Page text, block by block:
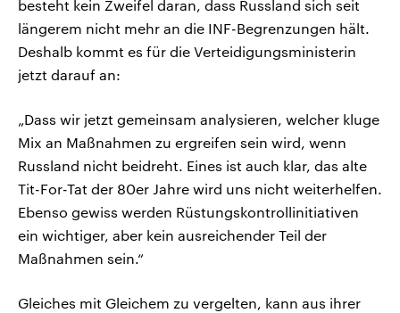
besteht kein Zweifel daran, dass Russland sich seit
längerem nicht mehr an die INF-Begrenzungen hält.
Deshalb kommt es für die Verteidigungsministerin
jetzt darauf an:
„Dass wir jetzt gemeinsam analysieren, welcher kluge
Mix an Maßnahmen zu ergreifen sein wird, wenn
Russland nicht beidreht. Eines ist auch klar, das alte
Tit-For-Tat der 80er Jahre wird uns nicht weiterhelfen.
Ebenso gewiss werden Rüstungskontrollinitiativen
ein wichtiger, aber kein ausreichender Teil der
Maßnahmen sein.“
Gleiches mit Gleichem zu vergelten, kann aus ihrer